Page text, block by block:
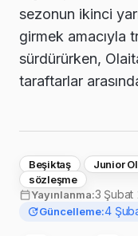
sezonun ikinci
girmek amacıyla
sürdürürken,
taraftarlar
Beşiktaş Junior
sözleşme
Yayınlanma:3
Güncelleme:4